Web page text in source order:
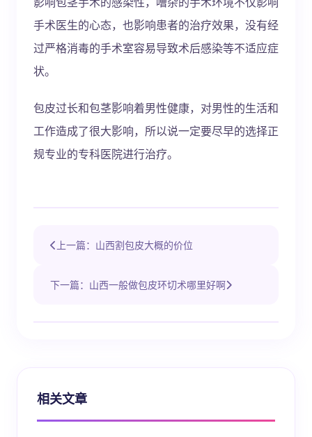
手术医生的心态，也影响患者的治疗效果，没有经
过严格消毒的手术室容易导致术后感染等不适应症
状。
包皮过长和包茎影响着男性健康，对男性的生活和
工作造成了很大影响，所以说一定要尽早的选择正
规专业的专科医院进行治疗。
上一篇：山西割包皮大概的价位
下一篇：山西一般做包皮环切术哪里好啊
相关文章